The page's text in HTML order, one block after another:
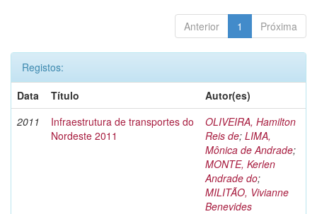
Anterior 1 Próxima
Registos:
Data
Título
Autor(es)
2011
Infraestrutura de transportes do
Nordeste 2011
OLIVEIRA, Hamilton
Reis de; LIMA,
Mônica de Andrade;
MONTE, Kerlen
Andrade do;
MILITÃO, Vivianne
Benevides